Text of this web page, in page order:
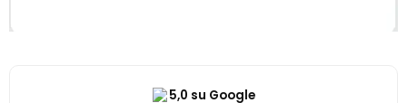
5,0 su Google